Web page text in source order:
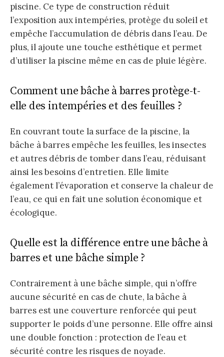
piscine. Ce type de construction réduit
l’exposition aux intempéries, protège du soleil et
empêche l’accumulation de débris dans l’eau. De
plus, il ajoute une touche esthétique et permet
d’utiliser la piscine même en cas de pluie légère.
Comment une bâche à barres protège-t-
elle des intempéries et des feuilles ?
En couvrant toute la surface de la piscine, la
bâche à barres empêche les feuilles, les insectes
et autres débris de tomber dans l’eau, réduisant
ainsi les besoins d’entretien. Elle limite
également l’évaporation et conserve la chaleur de
l’eau, ce qui en fait une solution économique et
écologique.
Quelle est la différence entre une bâche à
barres et une bâche simple ?
Contrairement à une bâche simple, qui n’offre
aucune sécurité en cas de chute, la bâche à
barres est une couverture renforcée qui peut
supporter le poids d’une personne. Elle offre ainsi
une double fonction : protection de l’eau et
sécurité contre les risques de noyade.